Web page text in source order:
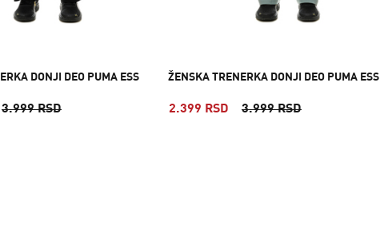
DONJI DEO PUMA ESS
3.999 RSD
ŽENSKA TRENERKA DONJI DEO PUMA ESS
2.399 RSD 3.999 RSD